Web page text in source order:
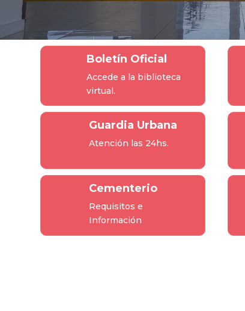
Boletín Oficial
Accede a la biblioteca
virtual.
Guardia Urbana
Atención las 24hs.
Cementerio
Requisitos e
Información